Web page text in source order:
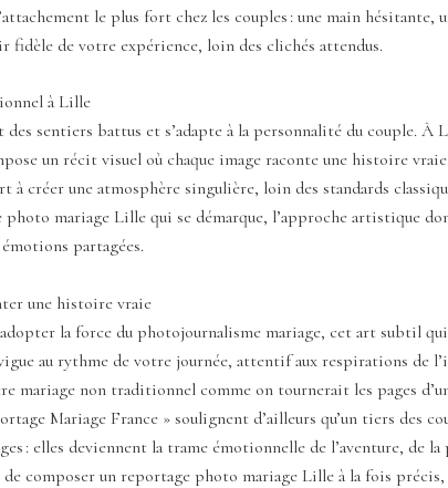
le plus fort chez les couples : une main
de votre expérience, loin des clichés attendus.
à Lille
sentiers battus et s’adapte à la personnalité du couple.
un récit visuel où chaque image raconte une histoire
créer une atmosphère singulière, loin des standards
mariage Lille qui se démarque, l’approche artistique
partagées.
une histoire vraie
la force du photojournalisme mariage, cet art subtil
au rythme de votre journée, attentif aux respirations de
non traditionnel comme on tournerait les pages
Mariage France » soulignent d’ailleurs qu’un tiers des
: elles deviennent la trame émotionnelle de l’aventure, de
composer un reportage photo mariage Lille à la fois